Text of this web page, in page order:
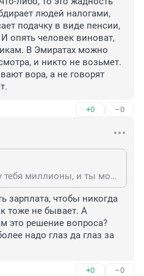
людей налогами,
подачку в виде пенсии,
опять человек виноват,
В Эмиратах можно
и никто не возьмет.
вора, а не говорят
+0 –0
Жадность - это когда у тебя миллионы, и ты можешь все себе позволить, но тебе мало. А когда людям надо копить на что-либо, то это жадность государства, которое обдирает людей налогами, как липку, а потом бросает подачку в виде пенсии, на которую не выжить. И опять человек виноват, что доверился мошенникам. В Эмиратах можно вещи оставить без присмотра, и никто не возьмет. Потому что там наказывают вора, а не говорят жертве, что сам виноват.
зарплата, чтобы никогда
тоже не бывает. А
это решение вопроса?
надо глаз да глаз за
+0 –0